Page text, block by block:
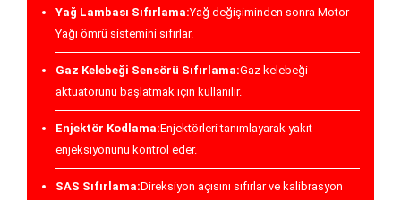
Yağ Lambası Sıfırlama:Yağ değişiminden sonra Motor
Yağı ömrü sistemini sıfırlar.
Gaz Kelebeği Sensörü Sıfırlama:Gaz kelebeği
aktüatörünü başlatmak için kullanılır.
Enjektör Kodlama:Enjektörleri tanımlayarak yakıt
enjeksiyonunu kontrol eder.
SAS Sıfırlama:Direksiyon açısını sıfırlar ve kalibrasyon